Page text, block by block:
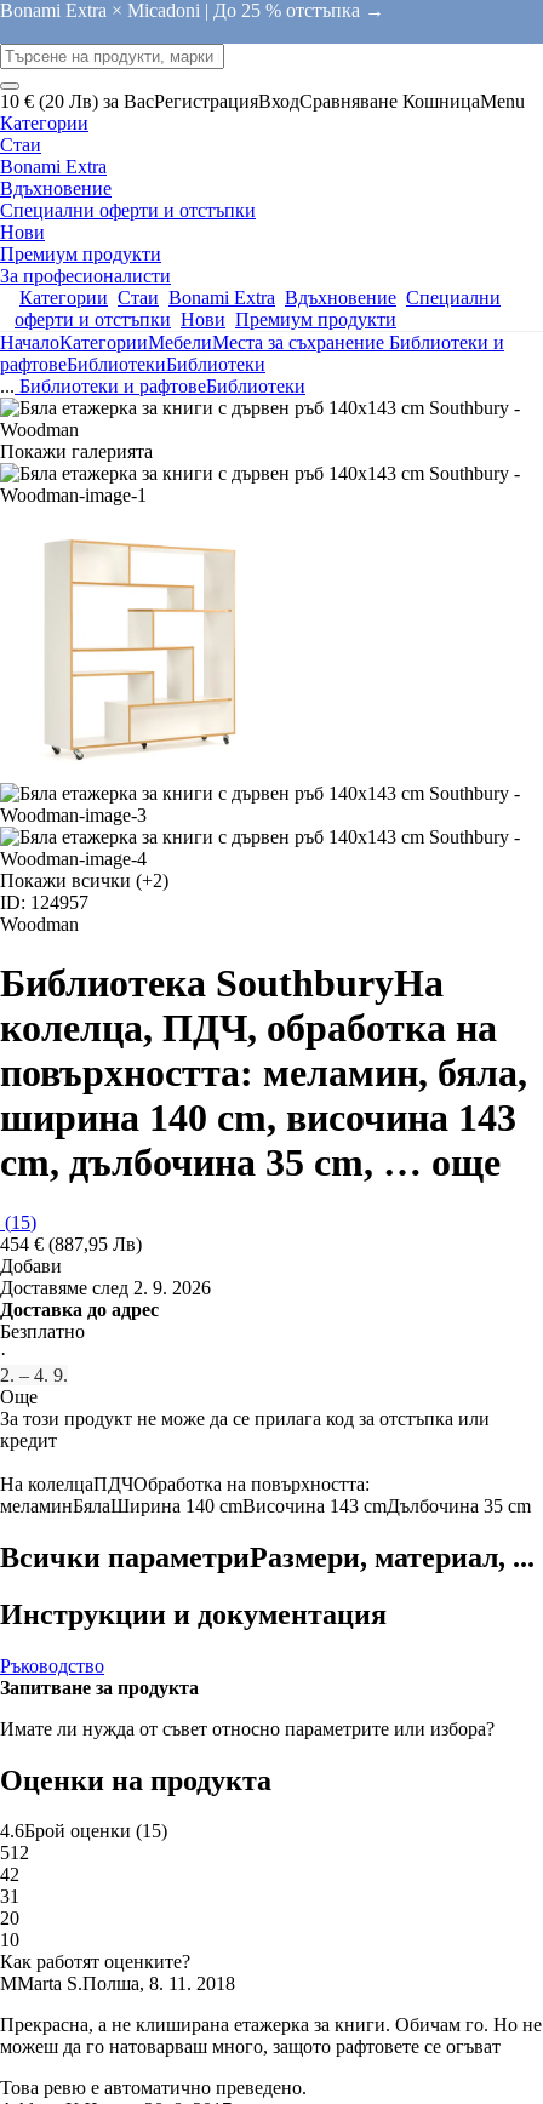
Bonami Extra × Micadoni | До 25 % отстъпка →
10 € (20 Лв) за ВасРегистрацияВходСравняване КошницаMenu
Категории
Стаи
Bonami Extra
Вдъхновение
Специални оферти и отстъпки
Нови
Премиум продукти
За професионалисти
Категории Стаи Bonami Extra Вдъхновение Специални
оферти и отстъпки Нови Премиум продукти
НачалоКатегорииМебелиМеста за съхранение Библиотеки и
рафтовеБиблиотекиБиблиотеки
... Библиотеки и рафтовеБиблиотеки
Покажи галерията
Покажи всички (+2)
ID: 124957
Woodman
Библиотека SouthburyНа
колелца, ПДЧ, oбработка на
повърхността: меламин, бяла,
ширина 140 cm, височина 143
cm, дълбочина 35 cm, … още
(15)
454 € (887,95 Лв)
Добави
Доставяме след 2. 9. 2026
Доставка до адрес
Безплатно
·
2. – 4. 9.
Още
За този продукт не може да се прилага код за отстъпка или
кредит
На колелцаПДЧOбработка на повърхността:
меламинБялаШирина 140 cmВисочина 143 cmДълбочина 35 cm
Всички параметриРазмери, материал, ...
Инструкции и документация
Ръководство
Запитване за продукта
Имате ли нужда от съвет относно параметрите или избора?
Оценки на продукта
4.6Брой оценки (15)
512
42
31
20
10
Как работят оценките?
MMarta S.Полша, 8. 11. 2018
Прекрасна, а не клиширана етажерка за книги. Обичам го. Но не
можеш да го натоварваш много, защото рафтовете се огъват
Това ревю е автоматично преведено.